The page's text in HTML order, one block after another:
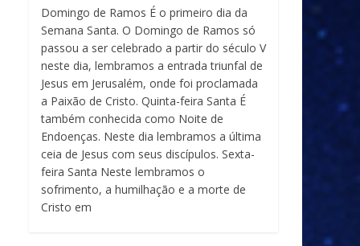
Domingo de Ramos É o primeiro dia da
Semana Santa. O Domingo de Ramos só
passou a ser celebrado a partir do século V
neste dia, lembramos a entrada triunfal de
Jesus em Jerusalém, onde foi proclamada
a Paixão de Cristo. Quinta-feira Santa É
também conhecida como Noite de
Endoenças. Neste dia lembramos a última
ceia de Jesus com seus discípulos. Sexta-
feira Santa Neste lembramos o
sofrimento, a humilhação e a morte de
Cristo em